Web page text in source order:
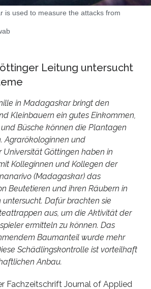
is used to measure the attacks from
Leitung untersucht
in Madagaskar bringt den
Kleinbauern ein gutes Einkommen,
Büsche können die Plantagen
Agrarökologinnen und
Göttingen haben in
Kolleginnen und Kollegen der
(Madagaskar) das
Beutetieren und ihren Räubern in
Dafür brachten sie
aus, um die Aktivität der
ermitteln zu können. Das
Baumanteil wurde mehr
Schädlingskontrolle ist vorteilhaft
Anbau.
Fachzeitschrift Journal of Applied